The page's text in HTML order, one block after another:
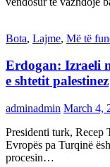
Bota, Lajme, Më të
Erdogan: Izraeli
e shtetit palestinez
adminadmin March 4,
Presidenti turk, Recep
Evropës pa Turqinë
procesin…